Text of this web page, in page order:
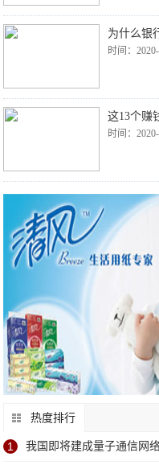
为什么银
时间：
这13个赚
时间：
热度排行
1 我国即将建成量子通信网